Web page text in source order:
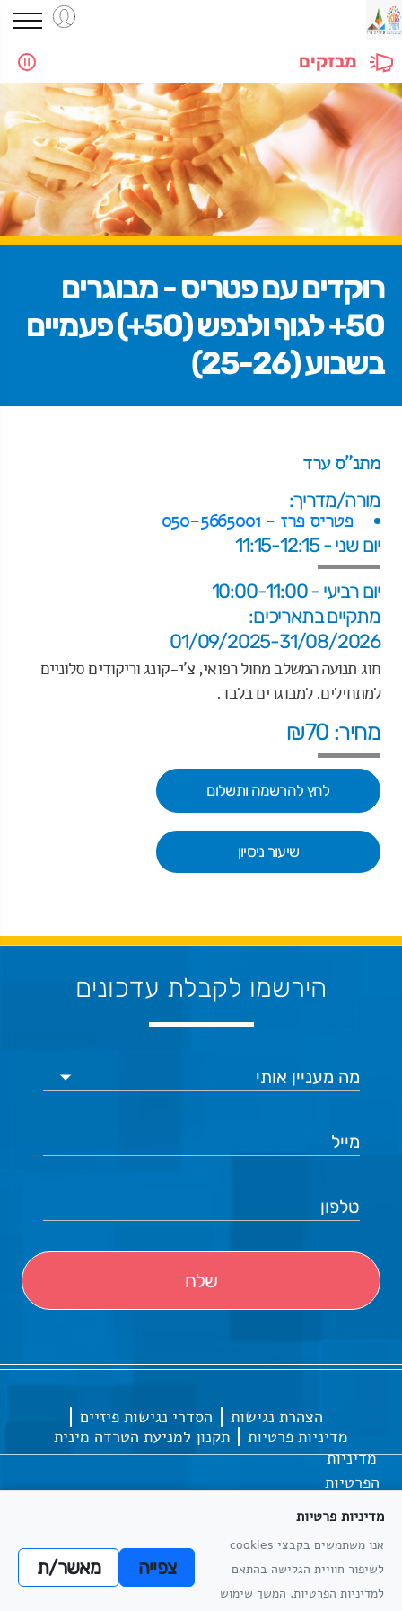
מבזקים
רוקדים עם פטריס - מבוגרים
50+ לגוף ולנפש (50+) פעמיים
בשבוע (25-26)
מתנ"ס ערד
מורה/מדריך:
פטריס פרז -
050-5665001
יום שני - 11:15-12:15
יום רביעי - 10:00-11:00
מתקיים בתאריכים:
01/09/2025-31/08/2026
חוג תנועה המשלב מחול רפואי, צ'י-קונג וריקודים סלוניים
למתחילים. למבוגרים בלבד.
מחיר: ₪70
לחץ להרשמה ותשלום
שיעור ניסיון
הירשמו לקבלת עדכונים
הצהרת נגישות
הסדרי נגישות פיזיים
מדיניות פרטיות
תקנון למניעת הטרדה מינית
מדיניות
הפרטיות
כל הזכויות שמורות אתריקס פיתוח מערכות מידע
מדיניות
מדיניות פרטיות
אנו משתמשים בקבצי cookies
לשיפור חוויית הגלישה בהתאם
למדיניות הפרטיות. המשך שימוש
צפייה מאשר/ת